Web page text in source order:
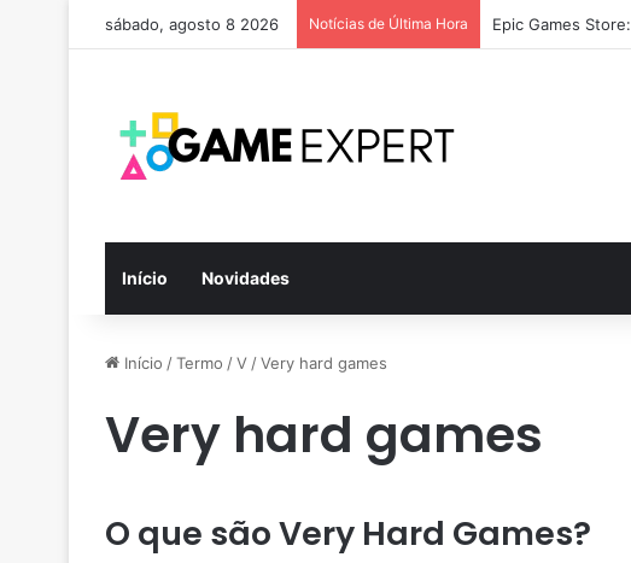
sábado, agosto 8 2026 Notícias de Última Hora Epic Games
Início Novidades
Início /Termo /V /Very hard games
Very hard games
O que são Very Hard Games?